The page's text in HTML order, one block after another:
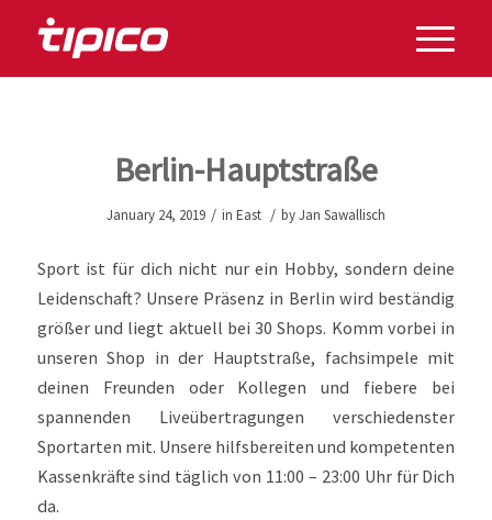
Berlin-Hauptstraße
January 24, 2019 / in East / byJan Sawallisch
Sport ist für dich nicht nur ein Hobby, sondern deine
Leidenschaft? Unsere Präsenz in Berlin wird beständig
größer und liegt aktuell bei 30 Shops. Komm vorbei in
unseren Shop in der Hauptstraße, fachsimpele mit
deinen Freunden oder Kollegen und fiebere bei
spannenden Liveübertragungen verschiedenster
Sportarten mit. Unsere hilfsbereiten und kompetenten
Kassenkräfte sind täglich von 11:00 – 23:00 Uhr für Dich
da.